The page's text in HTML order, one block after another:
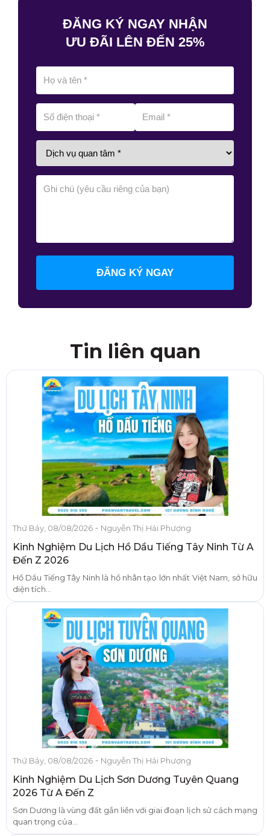
ĐĂNG KÝ NGAY NHẬN
ƯU ĐÃI LÊN ĐẾN 25%
ĐĂNG KÝ NGAY
Tin liên quan
Thứ Bảy, 08/08/2026 - Nguyễn Thị Hải Phượng
Kinh Nghiệm Du Lịch Hồ Dầu Tiếng Tây Ninh Từ A
Đến Z 2026
Hồ Dầu Tiếng Tây Ninh là hồ nhân tạo lớn nhất Việt Nam, sở hữu
diện tích...
Thứ Bảy, 08/08/2026 - Nguyễn Thị Hải Phượng
Kinh Nghiệm Du Lịch Sơn Dương Tuyên Quang
2026 Từ A Đến Z
Sơn Dương là vùng đất gắn liền với giai đoạn lịch sử cách mạng
quan trọng của...